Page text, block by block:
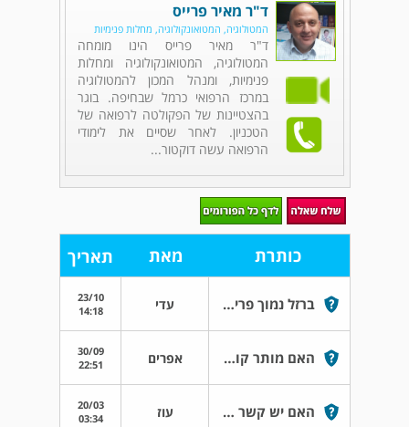
ד"ר מאיר פרייס
המטולוגיה, המטואונקולוגיה, מחלות פנימיות
ד"ר מאיר פרייס הינו מומחה
המטולוגיה, המטואונקולוגיה ומחלות
פנימיות, ומנהל המכון להמטולוגיה
במרכז הרפואי כרמל שבחיפה. בוגר
בהצטיינות של הפקולטה לרפואה של
הטכניון. לאחר שסיים את לימודי
הרפואה עשה דוקטור...
כותרת מאת תאריך
ברזל נמוך פריטין תקין עדי
23/10
14:18
האם מותר קומדין ואלכוהול אפרים
30/09
22:51
האם יש קשר של ET לכאבי רגליים עוז
20/03
03:34